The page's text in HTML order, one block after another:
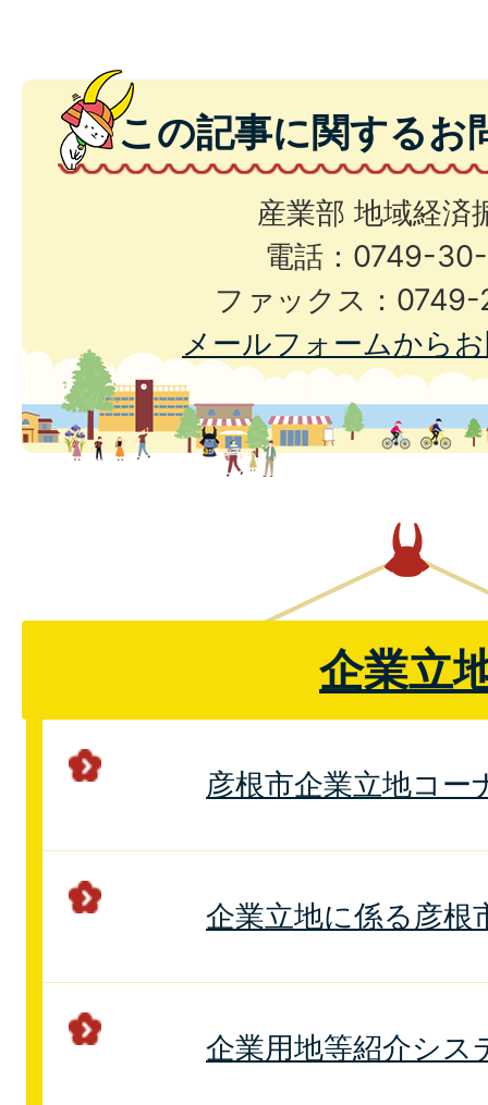
この記事に関するお
産業部 地域経済
電話：0749-
ファックス：
メールフォームから
企業立
彦根市企業立地コー
企業立地に係る彦根
企業用地等紹介シス